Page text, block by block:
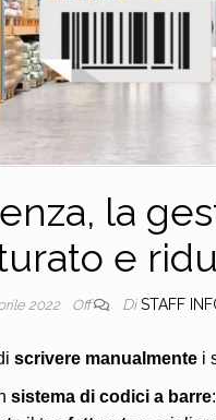
la
e
2022 Off Di STAFF
scrivere manualmentei
sistema di codici a barre